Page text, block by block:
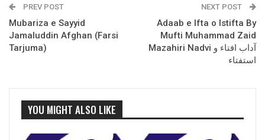
PREV POST
Mubariza e Sayyid
Jamaluddin Afghan (Farsi
Tarjuma)
NEXT POST
Adaab e Ifta o Istifta By
Mufti Muhammad Zaid
Mazahiri Nadvi آداب افتاء و
استفتاء
YOU MIGHT ALSO LIKE